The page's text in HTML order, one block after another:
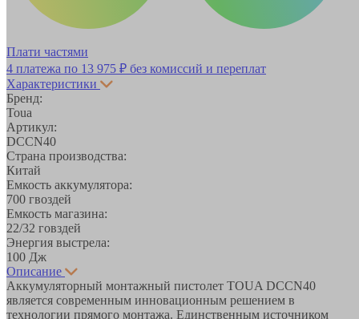
Плати частями
4 платежа по 13 975 ₽ без комиссий и переплат
Характеристики
Бренд:
Toua
Артикул:
DCCN40
Страна производства:
Китай
Емкость аккумулятора:
700 гвоздей
Емкость магазина:
22/32 говздей
Энергия выстрела:
100 Дж
Описание
Аккумуляторный монтажный пистолет TOUA DCCN40
является современным инновационным решением в
технологии прямого монтажа. Единственным источником